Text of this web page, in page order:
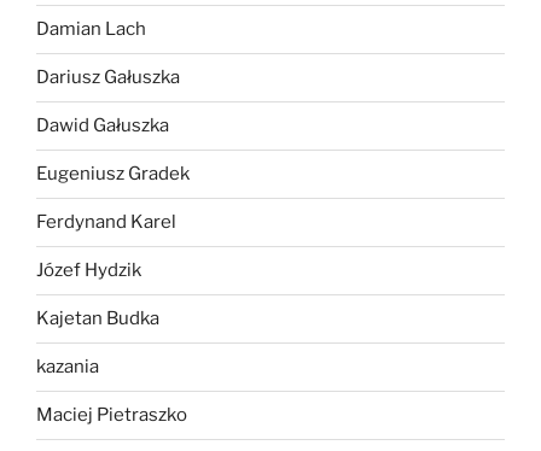
Damian Lach
Dariusz Gałuszka
Dawid Gałuszka
Eugeniusz Gradek
Ferdynand Karel
Józef Hydzik
Kajetan Budka
kazania
Maciej Pietraszko